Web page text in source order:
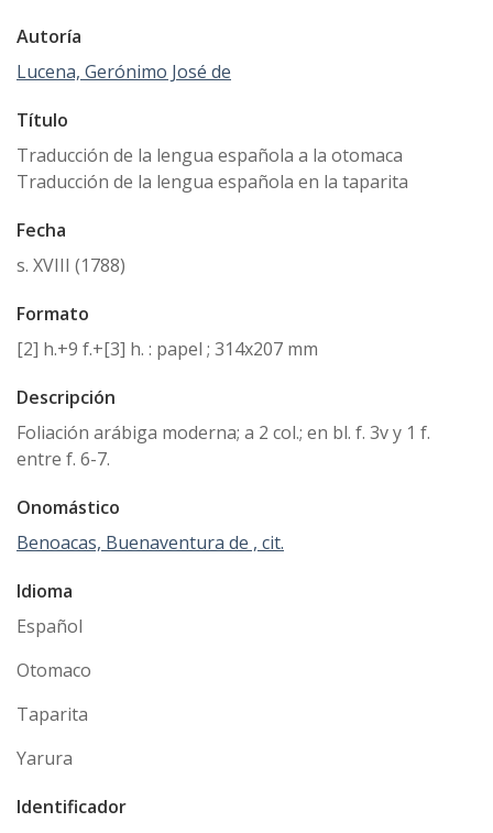
Autoría
Lucena, Gerónimo José de
Título
Traducción de la lengua española a la otomaca
Traducción de la lengua española en la taparita
Fecha
s. XVIII (1788)
Formato
[2] h.+9 f.+[3] h. : papel ; 314x207 mm
Descripción
Foliación arábiga moderna; a 2 col.; en bl. f. 3v y 1 f.
entre f. 6-7.
Onomástico
Benoacas, Buenaventura de , cit.
Idioma
Español
Otomaco
Taparita
Yarura
Identificador